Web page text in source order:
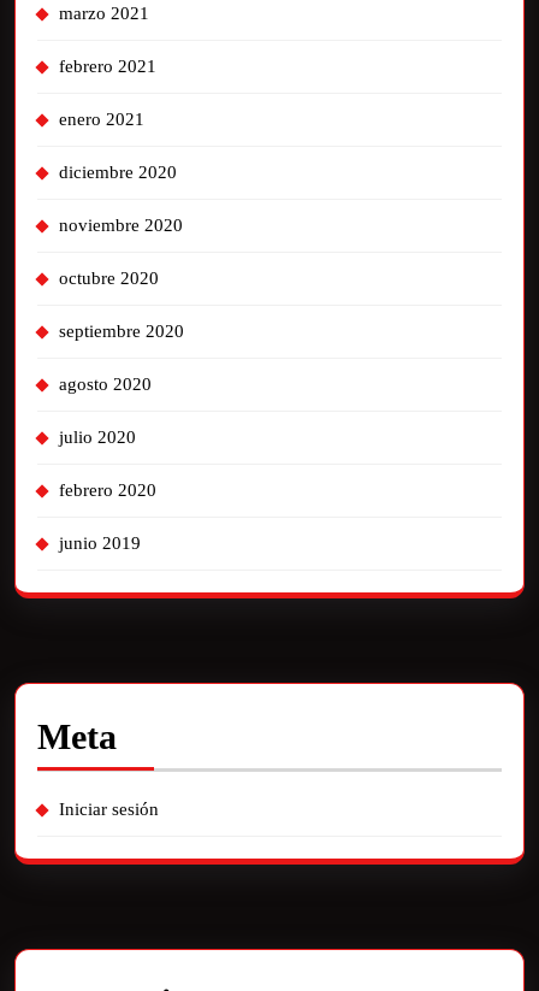
marzo 2021
febrero 2021
enero 2021
diciembre 2020
noviembre 2020
octubre 2020
septiembre 2020
agosto 2020
julio 2020
febrero 2020
junio 2019
Meta
Iniciar sesión